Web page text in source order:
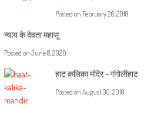
Posted on February 26, 2018
न्याय के देवता महासू
Posted on June 8, 2020
हाट कलिका मंदिर – गंगोलीहाट
Posted on August 30, 2018